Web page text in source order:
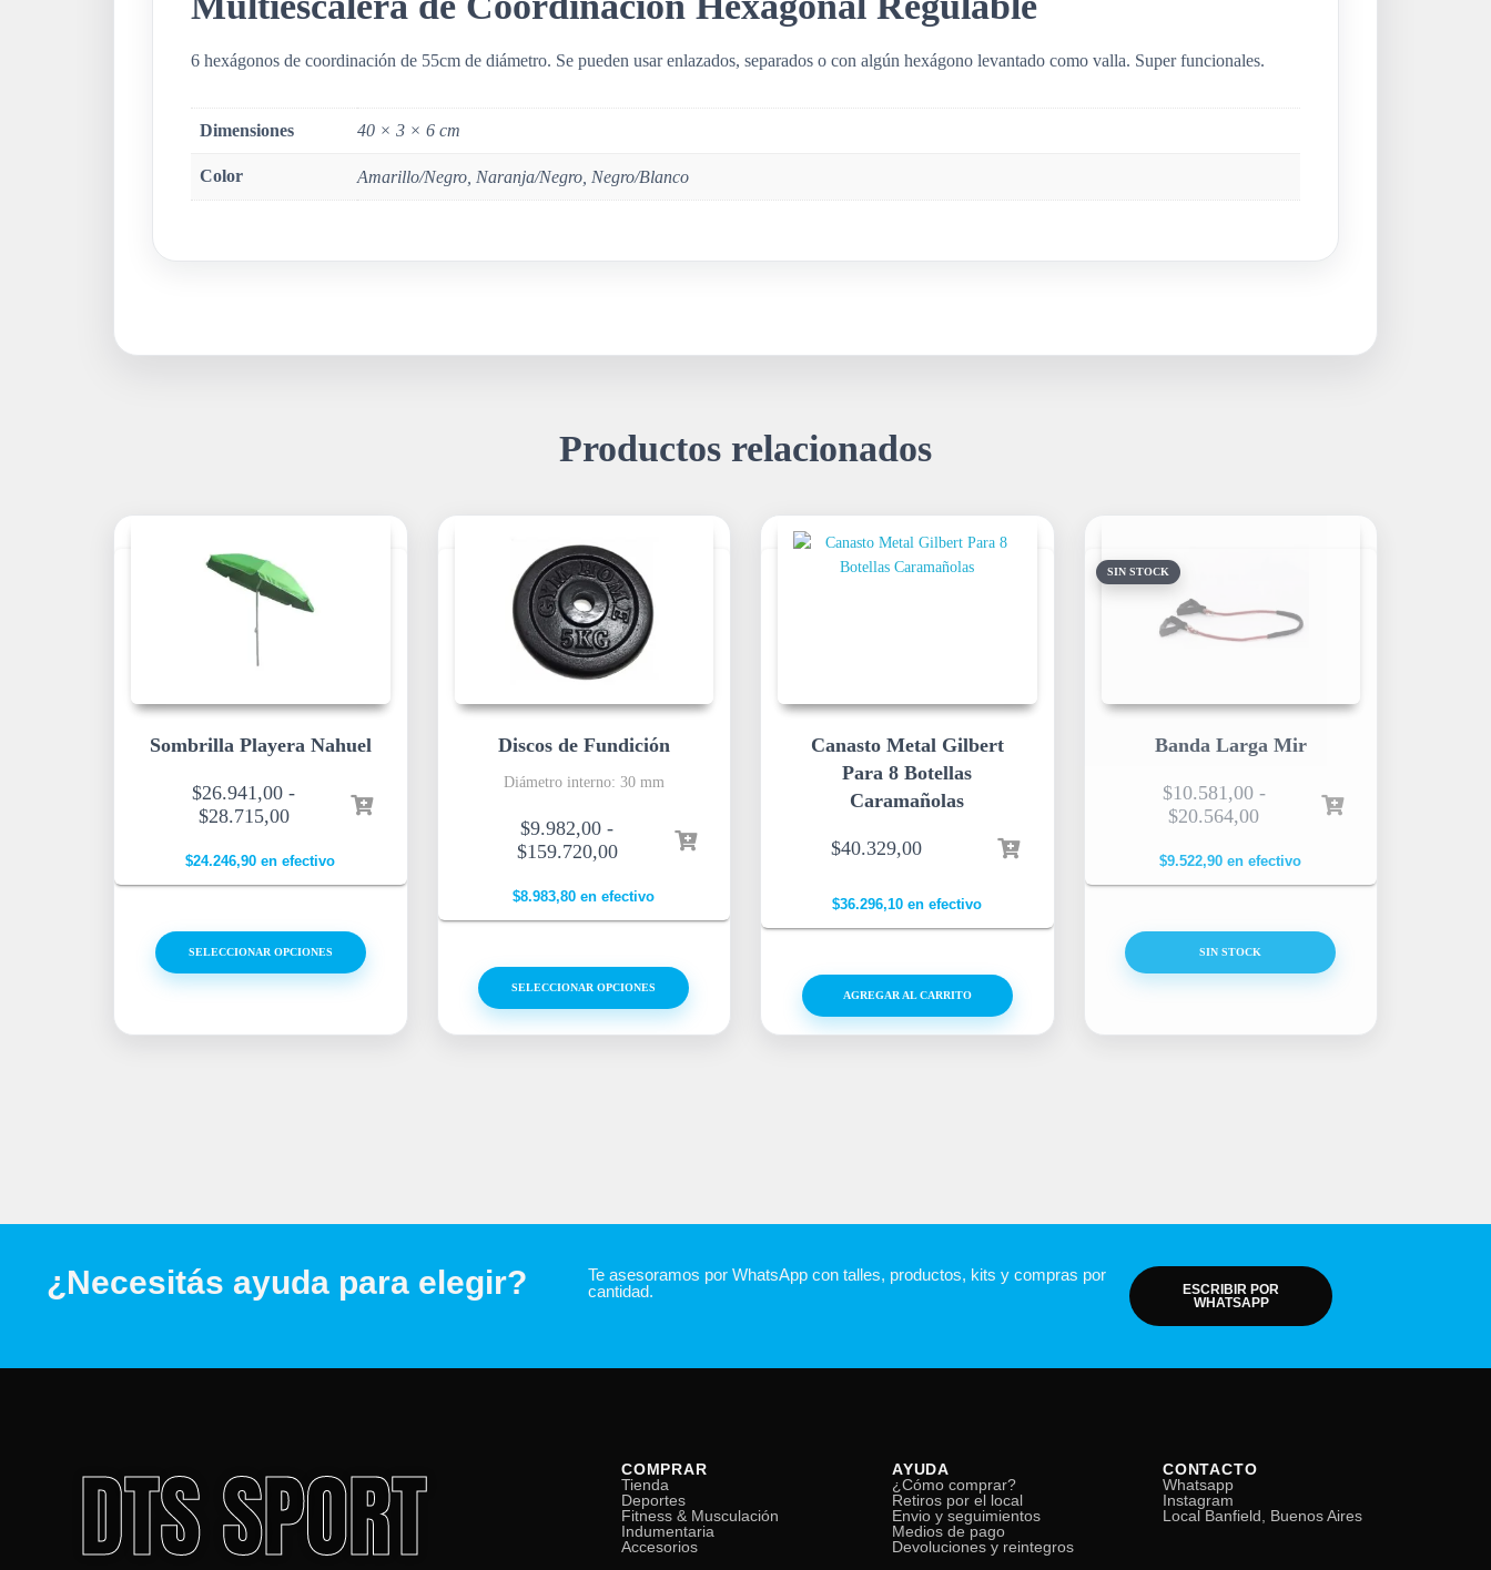
6 hexágonos de coordinación de 55cm de diámetro. Se pueden usar enlazados, separados o con algún hexágono levantado como valla. Super funcionales.
Dimensiones 40 × 3 × 6 cm
Color Amarillo/Negro, Naranja/Negro, Negro/Blanco
Productos relacionados
Sombrilla Playera Nahuel
$26.941,00 -
$28.715,00
$24.246,90 en efectivo
SELECCIONAR OPCIONES
Discos de Fundición
Diámetro interno: 30 mm
$9.982,00 -
$159.720,00
$8.983,80 en efectivo
SELECCIONAR OPCIONES
SIN STOCK
Banda Larga Mir
$10.581,00 -
$20.564,00
$9.522,90 en efectivo
SIN STOCK
Canasto Metal Gilbert
Para 8 Botellas
Caramañolas
$40.329,00
$36.296,10 en efectivo
AGREGAR AL CARRITO
¿Necesitás ayuda para elegir?
Te asesoramos por WhatsApp con talles, productos, kits y compras por
cantidad.
ESCRIBIR POR
WHATSAPP
DTS SPORT
COMPRAR
Tienda
Deportes
Fitness & Musculación
Indumentaria
Accesorios
AYUDA
¿Cómo comprar?
Retiros por el local
Envio y seguimientos
Medios de pago
Devoluciones y reintegros
CONTACTO
Whatsapp
Instagram
Local Banfield, Buenos Aires